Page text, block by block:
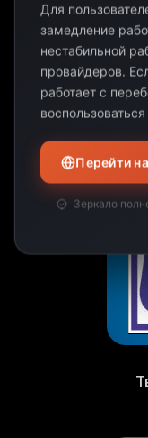
Для
замедление
нестабильной
провайдеров.
работает с
Перейти
Зеркало